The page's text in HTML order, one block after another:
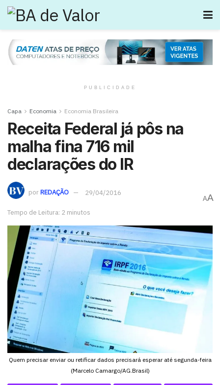
PUBLICIDADE
Capa Economia Economia Brasileira
Receita Federal já pôs na
malha fina 716 mil
declarações do IR
porREDAÇÃO 29/04/2016
Tempo de Leitura: 2 minutos
AA
Quem precisar enviar ou retificar dados precisará esperar até segunda-feira
(Marcelo Camargo/AG.Brasil)